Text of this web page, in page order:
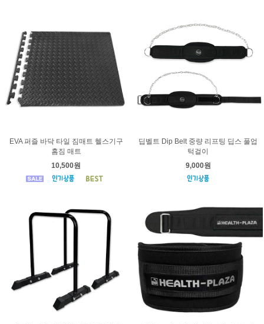
EVA 퍼즐 바닥 타일 짐매트 헬스기구
홈짐 매트
10,500원
딥벨트 Dip Belt 중량 리프팅 딥스 풀업
턱걸이
9,000원